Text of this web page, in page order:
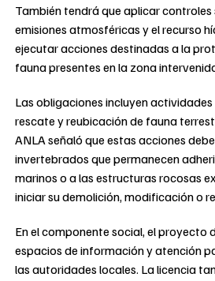
También tendrá que aplicar controles
emisiones atmosféricas y el recurso
ejecutar acciones destinadas a la
fauna presentes en la zona
Las obligaciones incluyen
rescate y reubicación de fauna
ANLA señaló que estas acciones
invertebrados que permanecen
marinos o a las estructuras rocosas
iniciar su demolición, modificación o
En el componente social, el proyecto
espacios de información y atención
las autoridades locales. La licencia